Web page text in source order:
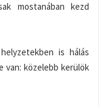
mostanában kezd
is hálás
van: közelebb kerülök